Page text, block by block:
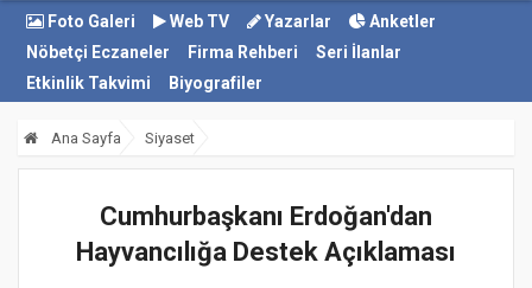
Foto Galeri Web TV Yazarlar
Anketler
Nöbetçi Eczaneler
Firma Rehberi
Seri İlanlar
Etkinlik Takvimi
Biyografiler
Ana Sayfa Siyaset
Cumhurbaşkanı Erdoğan'dan
Hayvancılığa Destek Açıklaması